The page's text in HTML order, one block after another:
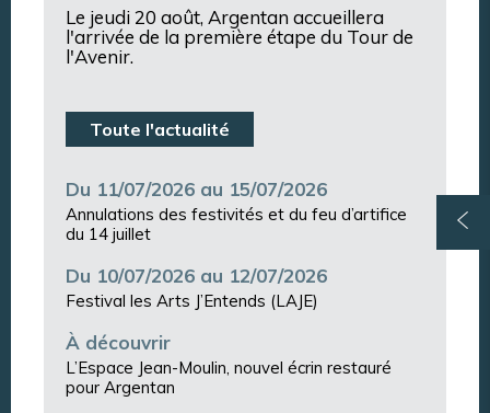
Le jeudi 20 août, Argentan accueillera
l'arrivée de la première étape du Tour de
l'Avenir.
Toute l'actualité
Du 11/07/2026 au 15/07/2026
Annulations des festivités et du feu d’artifice
du 14 juillet
Du 10/07/2026 au 12/07/2026
Festival les Arts J’Entends (LAJE)
À découvrir
L’Espace Jean-Moulin, nouvel écrin restauré
pour Argentan